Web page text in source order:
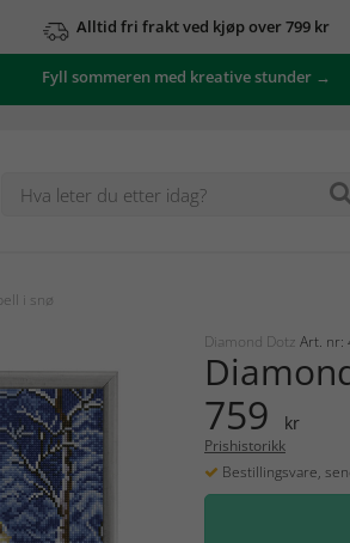
Alltid fri frakt ved kjøp over 799 kr
Fyll sommeren med kreative stunder →
i snø
Diamond Dotz Art. nr:
759 kr
Prishistorikk
Bestillingsvare,